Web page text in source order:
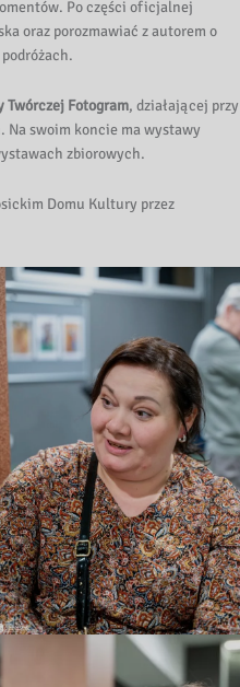
Po części oficjalnej
oraz porozmawiać z autorem o
Twórczej Fotogram, działającej przy
swoim koncie ma wystawy
zbiorowych.
Domu Kultury przez